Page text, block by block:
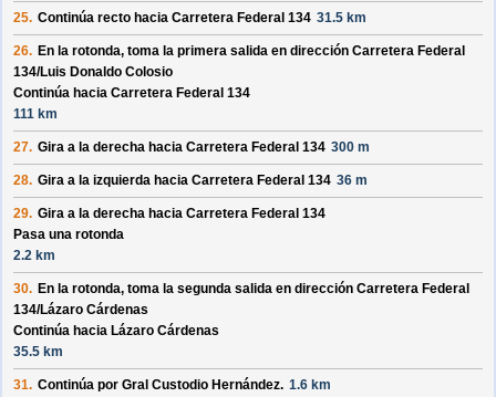
25. Continúa recto hacia Carretera Federal 134 31.5 km
26. En la rotonda, toma la primera salida en dirección Carretera Federal
134/Luis Donaldo Colosio
Continúa hacia Carretera Federal 134
111 km
27. Gira a la derecha hacia Carretera Federal 134 300 m
28. Gira a la izquierda hacia Carretera Federal 134 36 m
29. Gira a la derecha hacia Carretera Federal 134
Pasa una rotonda
2.2 km
30. En la rotonda, toma la segunda salida en dirección Carretera Federal
134/Lázaro Cárdenas
Continúa hacia Lázaro Cárdenas
35.5 km
31. Continúa por Gral Custodio Hernández. 1.6 km